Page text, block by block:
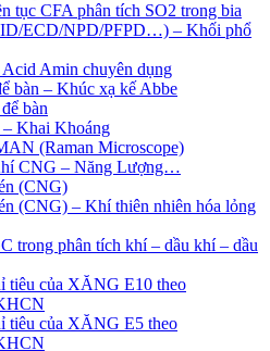
tục CFA phân tích SO2 trong bia
ECD/NPD/PFPD…) – Khối phổ
Amin chuyên dụng
bàn – Khúc xạ kế Abbe
bàn
Khai Khoáng
(Raman Microscope)
CNG – Năng Lượng…
(CNG)
(CNG) – Khí thiên nhiên hóa lỏng
trong phân tích khí – dầu khí – dầu
tiêu của XĂNG E10 theo
tiêu của XĂNG E5 theo